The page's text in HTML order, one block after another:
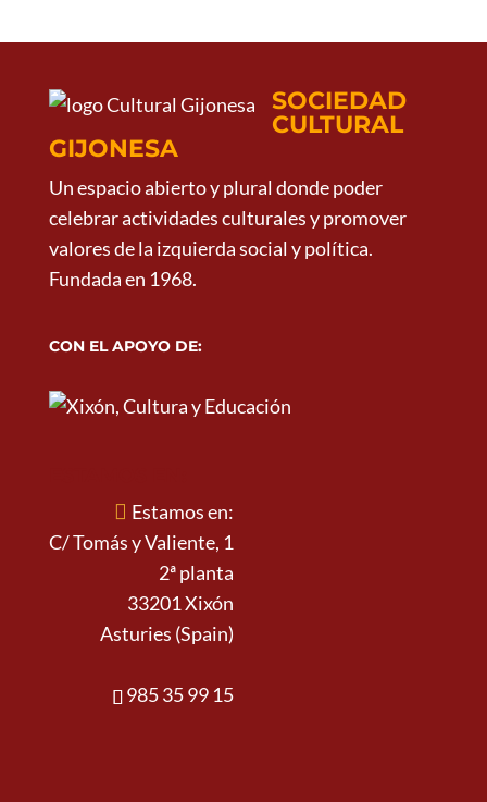
SOCIEDAD
CULTURAL
GIJONESA
Un espacio abierto y plural donde poder
celebrar actividades culturales y promover
valores de la izquierda social y política.
Fundada en 1968.
CON EL APOYO DE:
Estamos en:
C/ Tomás y Valiente, 1
2ª planta
33201 Xixón
Asturies (Spain)
985 35 99 15